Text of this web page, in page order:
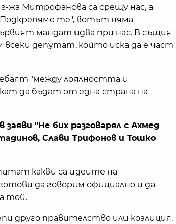
жа Митрофанова са срещу нас, а
те", вотът няма
мандат идва при нас. В същия
депутат, който иска да е част
"между лоялността и
да бъдат от една страна на
заяви "Не бих разговарял с Ахмед
Слави Трифонов и Тошко
какви са идеите на
да говорим официално и да
той.
друго правителство или коалиция,